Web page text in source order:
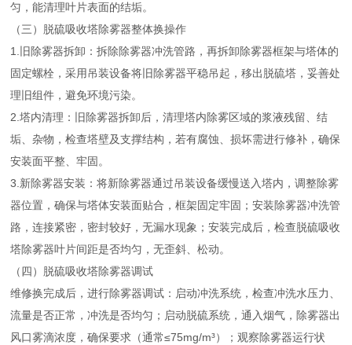
匀，能清理叶片表面的结垢。
（三）脱硫吸收塔除雾器整体换操作
1.旧除雾器拆卸：拆除除雾器冲洗管路，再拆卸除雾器框架与塔体的
固定螺栓，采用吊装设备将旧除雾器平稳吊起，移出脱硫塔，妥善处
理旧组件，避免环境污染。
2.塔内清理：旧除雾器拆卸后，清理塔内除雾区域的浆液残留、结
垢、杂物，检查塔壁及支撑结构，若有腐蚀、损坏需进行修补，确保
安装面平整、牢固。
3.新除雾器安装：将新除雾器通过吊装设备缓慢送入塔内，调整除雾
器位置，确保与塔体安装面贴合，框架固定牢固；安装除雾器冲洗管
路，连接紧密，密封较好，无漏水现象；安装完成后，检查脱硫吸收
塔除雾器叶片间距是否均匀，无歪斜、松动。
（四）脱硫吸收塔除雾器调试
维修换完成后，进行除雾器调试：启动冲洗系统，检查冲洗水压力、
流量是否正常，冲洗是否均匀；启动脱硫系统，通入烟气，除雾器出
风口雾滴浓度，确保要求（通常≤75mg/m³）；观察除雾器运行状